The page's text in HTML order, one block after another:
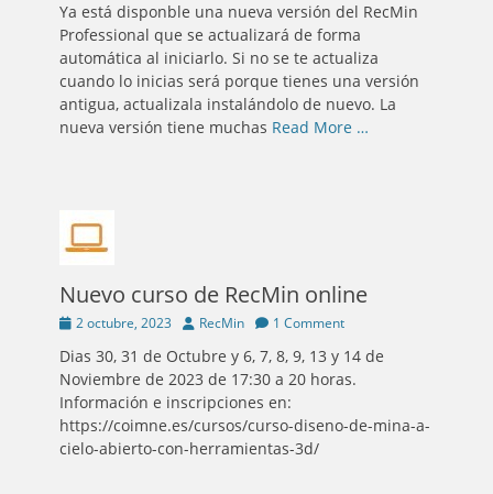
Ya está disponble una nueva versión del RecMin
Professional que se actualizará de forma
automática al iniciarlo. Si no se te actualiza
cuando lo inicias será porque tienes una versión
antigua, actualizala instalándolo de nuevo. La
nueva versión tiene muchas Read More …
Nuevo curso de RecMin online
Posted
2 octubre, 2023 Author
RecMin 1 Comment
Dias 30, 31 de Octubre y 6, 7, 8, 9, 13 y 14 de
Noviembre de 2023 de 17:30 a 20 horas.
Información e inscripciones en:
https://coimne.es/cursos/curso-diseno-de-mina-a-
cielo-abierto-con-herramientas-3d/